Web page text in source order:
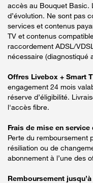
accès au Bouquet Basic.
d’évolution. Ne sont pas
services et contenus
TV et contenus
raccordement ADSL/
nécessaire (diagnostiqué
Offres Livebox + Smart
engagement 24 mois
réserve d’éligibilité.
l'accès fibre.
Frais de mise en
Perte du remboursement
résiliation ou de
abonnement à l’une des
Remboursement jusqu’à